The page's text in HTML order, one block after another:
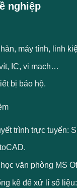
nghiệp
hàn, máy tính, linh
IC, vi mạch…
bị bảo hộ.
trình trực tuyến:
văn phòng MS
kê để xử lí số